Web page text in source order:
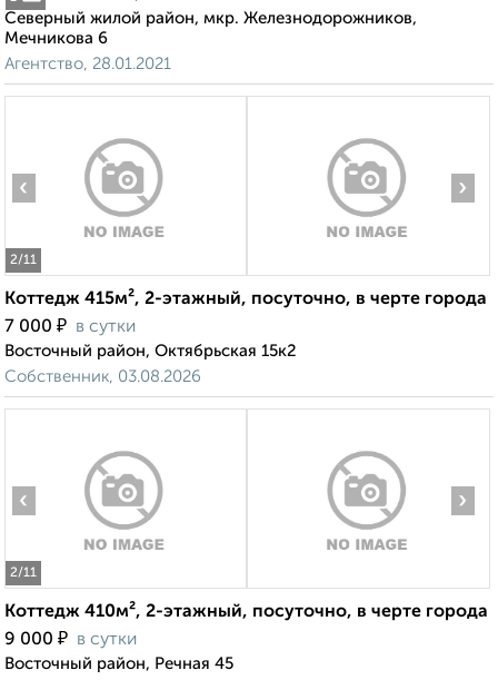
Северный жилой район, мкр. Железнодорожников,
Мечникова 6
Агентство, 28.01.2021
2/11
‹ ›
Коттедж 415м², 2-этажный, посуточно, в черте города
7 000 ₽ в сутки
Восточный район, Октябрьская 15к2
Собственник, 03.08.2026
2/11
‹ ›
Коттедж 410м², 2-этажный, посуточно, в черте города
9 000 ₽ в сутки
Восточный район, Речная 45